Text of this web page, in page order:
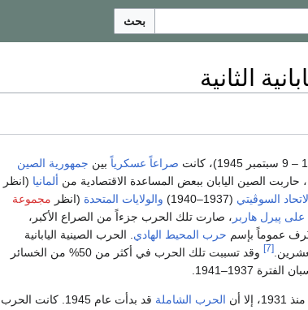
بحث
الثانية
صراعاً عسكرياً بين جمهورية الصين
ألمانيا (انظر
السوڤيتي (1937–1940) والولايات المتحدة (انظر مجموعة
على پيرل هاربر ، صارت تلك الحرب جزءاً من الصراع الأكبر،
عموماً بإسم حرب المحيط الهادي . الحرب الصينية اليابانية
[7]
وقد تسببت تلك الحرب في أكثر من 50% من الخسائر
1937–1941.
أن الحرب الشاملة
قد بدأت عام 1945. كانت الحرب